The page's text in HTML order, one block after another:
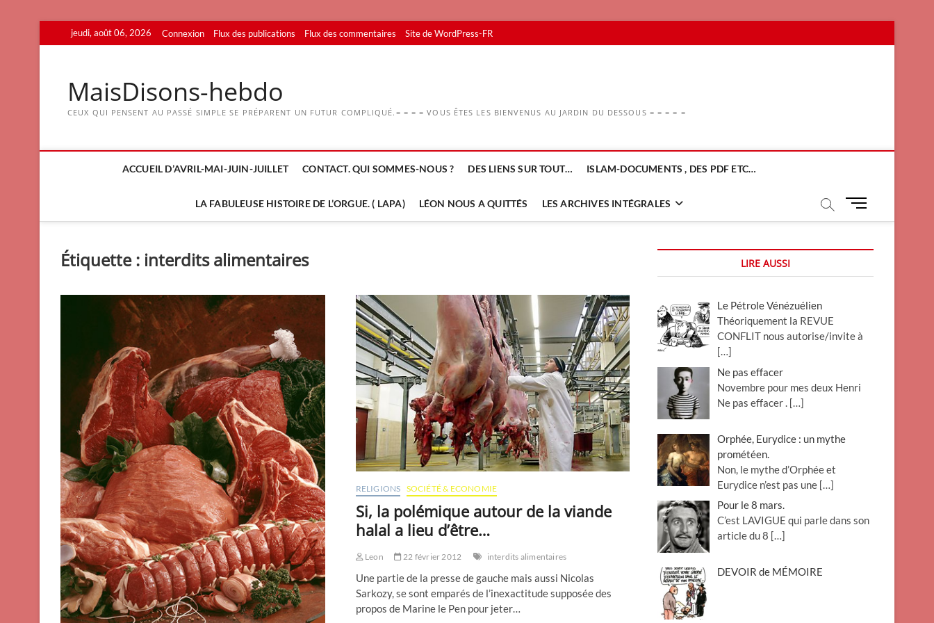
to
jeudi, août 06, 2026 Connexion Flux des publications Flux des commentaires Site de WordPress-FR
MaisDisons-hebdo
CEUX QUI PENSENT AU PASSÉ SIMPLE SE PRÉPARENT UN FUTUR COMPLIQUÉ.= = = = VOUS ÊTES LES BIENVENUS AU JARDIN DU DESSOUS = = = = =
ACCUEIL D’AVRIL-MAI-JUIN-JUILLET CONTACT. QUI SOMMES-NOUS ? DES LIENS SUR TOUT… ISLAM-DOCUMENTS , DES PDF ETC…
LA FABULEUSE HISTOIRE DE L’ORGUE. ( LAPA) LÉON NOUS A QUITTÉS LES ARCHIVES INTÉGRALES
M
u
u
n
Étiquette : interdits alimentaires
RELIGIONS SOCIÉTÉ & ECONOMIE
Si, la polémique autour de la viande
halal a lieu d’être…
Leon 22 février 2012 interdits alimentaires
Une partie de la presse de gauche mais aussi Nicolas
Sarkozy, se sont emparés de l’inexactitude supposée des
propos de Marine le Pen pour jeter…
LIRE AUSSI
Le Pétrole Vénézuélien
Théoriquement la REVUE
CONFLIT nous autorise/invite à
[…]
Ne pas effacer
Novembre pour mes deux Henri
Ne pas effacer . […]
Orphée, Eurydice : un mythe
prométéen.
Non, le mythe d’Orphée et
Eurydice n’est pas une […]
Pour le 8 mars.
C’est LAVIGUE qui parle dans son
article du 8 […]
DEVOIR de MÉMOIRE